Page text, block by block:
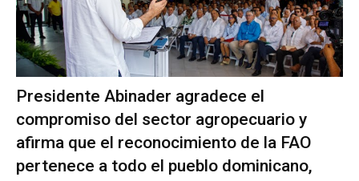
Presidente Abinader agradece el
compromiso del sector agropecuario y
afirma que el reconocimiento de la FAO
pertenece a todo el pueblo dominicano,